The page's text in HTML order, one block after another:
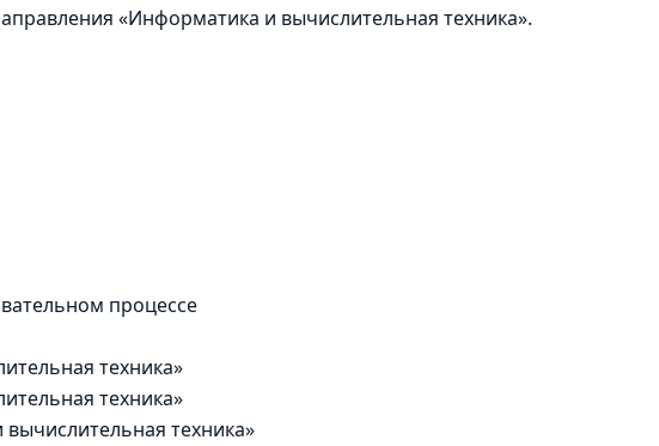
«Информатика и вычислительная техника».
процессе
техника»
техника»
техника»